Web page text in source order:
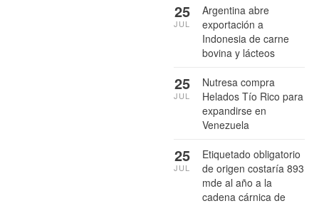
Argentina abre
exportación a
Indonesia de carne
bovina y lácteos
25
JUL
Nutresa compra
Helados Tío Rico para
expandirse en
Venezuela
25
JUL
Etiquetado obligatorio
de origen costaría 893
mde al año a la
cadena cárnica de
25
JUL